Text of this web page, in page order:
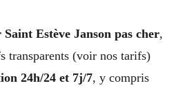
Estève Janson pas cher,
transparents (voir nos tarifs)
24h/24 et 7j/7, y compris